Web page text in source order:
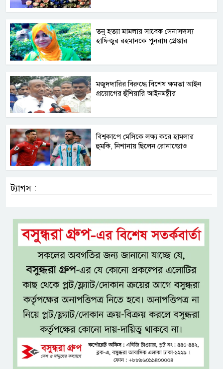
তনু হত্যা মামলায় সাবেক সেনাসদস্য
হাফিজুর রহমানকে পুনরায় গ্রেপ্তার
মজুদদারির বিরুদ্ধে বিশেষ ক্ষমতা আইন
প্রয়োগের হুঁশিয়ারি আইনমন্ত্রীর
বিশ্বকাপে মেসিকে লক্ষ্য করে হামলার
হুমকি, নিশানায় ছিলেন রোনাল্ডোও
ট্যাগস :